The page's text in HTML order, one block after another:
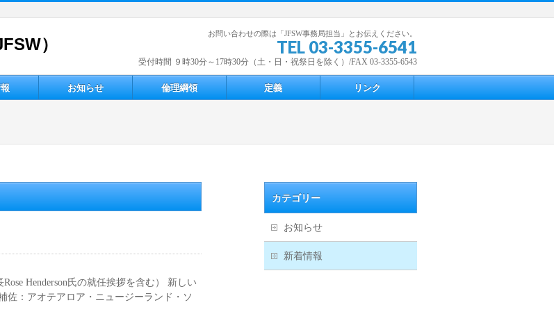
）
お問い合わせの際は「JFSW事務局担当」とお伝えください。
TEL 03-3355-6541
受付時間 ９時30分～17時30分（土・日・祝祭日を除く）/FAX 03-3355-6543
お知らせ 倫理綱領 定義 リンク
Henderson氏の就任挨拶を含む） 新しい
佐：アオテアロア・ニュージーランド・ソ
カテゴリー
お知らせ
新着情報